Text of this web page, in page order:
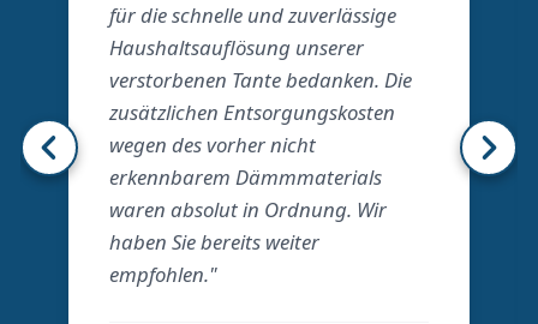
für die schnelle und zuverlässige
Haushaltsauflösung unserer
verstorbenen Tante bedanken. Die
zusätzlichen Entsorgungskosten
wegen des vorher nicht
erkennbarem Dämmmaterials
waren absolut in Ordnung. Wir
haben Sie bereits weiter
empfohlen."